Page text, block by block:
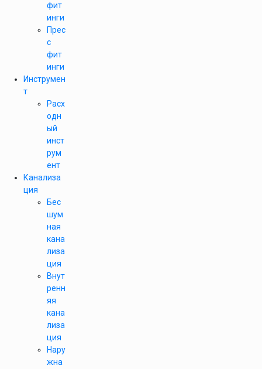
фит
инги
Прес
с
фит
инги
Инструмен
т
Расх
одн
ый
инст
рум
ент
Канализа
ция
Бес
шум
ная
кана
лиза
ция
Внут
ренн
яя
кана
лиза
ция
Нару
жна